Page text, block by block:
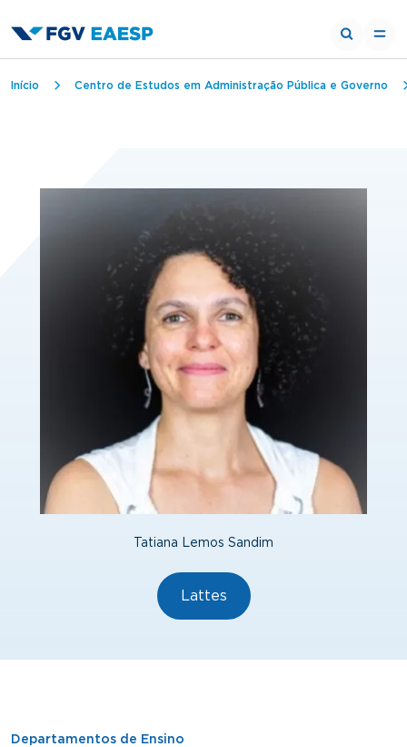
Trilha de navegação
Início Centro de Estudos em Administração Pública e Governo
Tatiana Lemos Sandim
Lattes
Departamentos de Ensino